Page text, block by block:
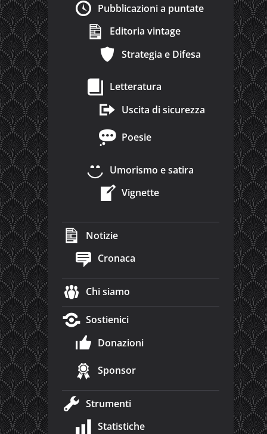
Pubblicazioni a puntate
Editoria vintage
Strategia e Difesa
Letteratura
Uscita di sicurezza
Poesie
Umorismo e satira
Vignette
Notizie
Cronaca
Chi siamo
Sostienici
Donazioni
Sponsor
Strumenti
Statistiche